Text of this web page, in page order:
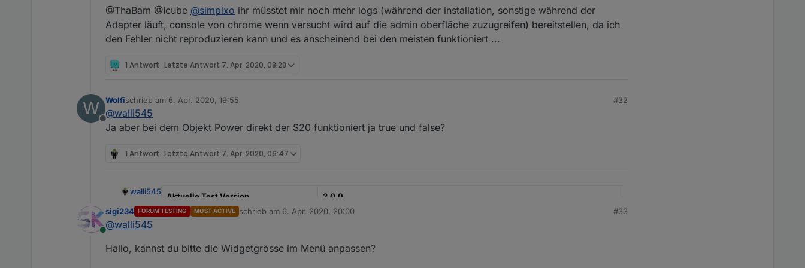
@ThaBam @Icube @simpixo ihr müsstet mir noch mehr logs (während der installation, sonstige während der
Adapter läuft, console von chrome wenn versucht wird auf die admin oberfläche zuzugreifen) bereitstellen, da ich
den Fehler nicht reproduzieren kann und es anscheinend bei den meisten funktioniert ...
1 Antwort Letzte Antwort 7. Apr. 2020, 08:28
W
Offline
Wolfischrieb am 6. Apr. 2020, 19:55
zuletzt editiert von
#32
@walli545
Ja aber bei dem Objekt Power direkt der S20 funktioniert ja true und false?
1 Antwort Letzte Antwort 7. Apr. 2020, 06:47
walli545
Aktuelle Test Version 2.0.0
Veröffentlichungsdatum 14.05.2020
Online
sigi234 FORUM TESTING MOST ACTIVE schrieb am 6. Apr. 2020, 20:00
zuletzt editiert von
#33
@walli545
Hallo, kannst du bitte die Widgetgrösse im Menü anpassen?